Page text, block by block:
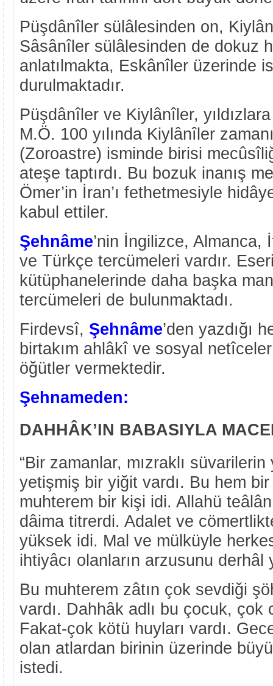
Püşdânîler sülâlesinden on,
Sâsânîler sülâlesinden de dokuz
anlatılmakta, Eskânîler üzerinde
durulmaktadır.
Püşdânîler ve Kiylânîler,
M.Ö. 100 yılında Kiylânîler
(Zoroastre) isminde birisi
ateşe taptırdı. Bu bozuk inanış
Ömer’in İran’ı fethetmesiyle
kabul ettiler.
Şehnâme’nin İngilizce, Almanca,
ve Türkçe tercümeleri vardır.
kütüphanelerinde daha başka
tercümeleri de bulunmaktadı.
Firdevsî, Şehnâme’den yazdığı
birtakım ahlâkî ve sosyal
öğütler vermektedir.
Şehnameden:
DAHHÂK’IN BABASIYLA
“Bir zamanlar, mızraklı süvarilerin
yetişmiş bir yiğit vardı. Bu hem
muhterem bir kişi idi. Allahü
dâima titrerdi. Adalet ve
yüksek idi. Mal ve mülküyle
ihtiyâcı olanların arzusunu derhâl
Bu muhterem zâtın çok sevdiği
vardı. Dahhâk adlı bu çocuk,
Fakat-çok kötü huyları vardı.
olan atlardan birinin üzerinde
istedi.